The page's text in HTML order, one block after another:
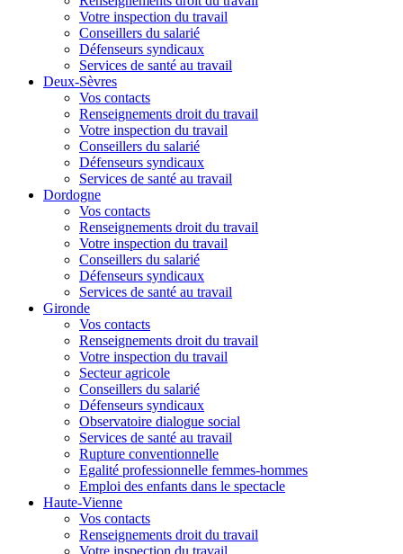
Votre inspection du travail
Conseillers du salarié
Défenseurs syndicaux
Services de santé au travail
Deux-Sèvres
Vos contacts
Renseignements droit du travail
Votre inspection du travail
Conseillers du salarié
Défenseurs syndicaux
Services de santé au travail
Dordogne
Vos contacts
Renseignements droit du travail
Votre inspection du travail
Conseillers du salarié
Défenseurs syndicaux
Services de santé au travail
Gironde
Vos contacts
Renseignements droit du travail
Votre inspection du travail
Secteur agricole
Conseillers du salarié
Défenseurs syndicaux
Observatoire dialogue social
Services de santé au travail
Rupture conventionnelle
Egalité professionnelle femmes-hommes
Emploi des enfants dans le spectacle
Haute-Vienne
Vos contacts
Renseignements droit du travail